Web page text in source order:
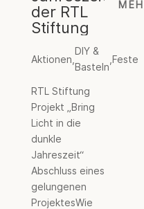
der RTL
Stiftung
Aktionen
DIY &
Basteln
Feste
RTL Stiftung
Projekt „Bring
Licht in die
dunkle
Jahreszeit“
Abschluss eines
gelungenen
ProjektesWie